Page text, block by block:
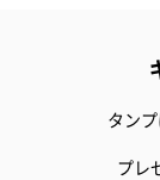
タン
プレ